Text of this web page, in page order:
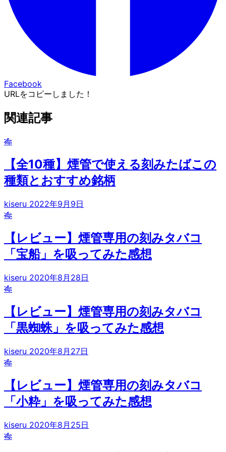
Facebook
URLをコピーしました！
関連記事
🎋
【全10種】煙管で使える刻みたばこの
種類とおすすめ銘柄
kiseru 2022年9月9日
🎋
【レビュー】煙管専用の刻みタバコ
「宝船」を吸ってみた感想
kiseru 2020年8月28日
🎋
【レビュー】煙管専用の刻みタバコ
「黒蜘蛛」を吸ってみた感想
kiseru 2020年8月27日
🎋
【レビュー】煙管専用の刻みタバコ
「小粋」を吸ってみた感想
kiseru 2020年8月25日
🎋